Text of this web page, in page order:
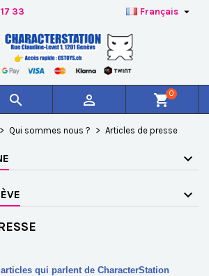
33 Français 
  shopping_cart0
Qui sommes nous ? Articles de presse
qui parlent de CharacterStation
liste
((modalDeleteText))
Annuler Créer une liste d'envies
connecté pour ajouter des produits à